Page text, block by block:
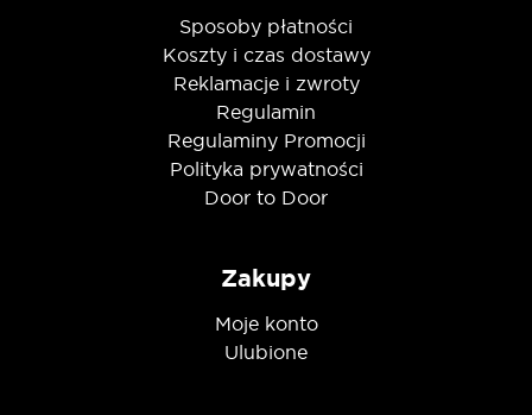
Sposoby płatności
Koszty i czas dostawy
Reklamacje i zwroty
Regulamin
Regulaminy Promocji
Polityka prywatności
Door to Door
Zakupy
Moje konto
Ulubione